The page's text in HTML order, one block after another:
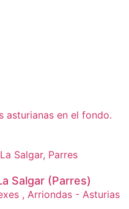
Salgar (Parres)